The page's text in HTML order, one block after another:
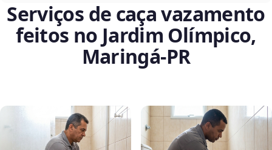
Serviços de caça vazamento
feitos no Jardim Olímpico,
Maringá‑PR